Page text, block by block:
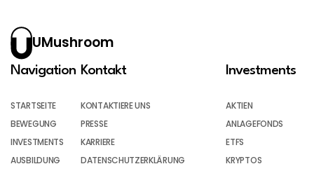
UMushroom
Navigation
STARTSEITE
BEWEGUNG
INVESTMENTS
AUSBILDUNG
Kontakt
KONTAKTIERE UNS
PRESSE
KARRIERE
DATENSCHUTZERKLÄRUNG
Investments
AKTIEN
ANLAGEFONDS
ETFS
KRYPTOS